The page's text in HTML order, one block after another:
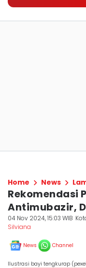
Home News
Rekomendasi
Antimubazir,
04 Nov 2024, 15:03 WIB
Silviana
News Channel
Ilustrasi bayi tengkurap